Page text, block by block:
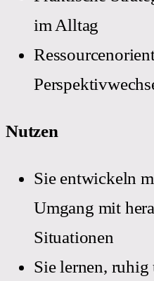
im Alltag
Nutzen
Sie entwickeln
Umgang mit
Situationen
Sie lernen, ruhig